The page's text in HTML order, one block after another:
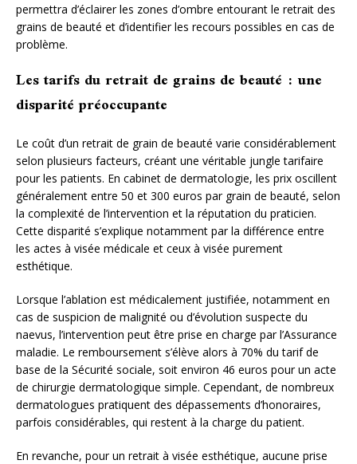
permettra d’éclairer les zones d’ombre entourant le retrait des
grains de beauté et d’identifier les recours possibles en cas de
problème.
Les tarifs du retrait de grains de beauté : une
disparité préoccupante
Le coût d’un retrait de grain de beauté varie considérablement
selon plusieurs facteurs, créant une véritable jungle tarifaire
pour les patients. En cabinet de dermatologie, les prix oscillent
généralement entre 50 et 300 euros par grain de beauté, selon
la complexité de l’intervention et la réputation du praticien.
Cette disparité s’explique notamment par la différence entre
les actes à visée médicale et ceux à visée purement
esthétique.
Lorsque l’ablation est médicalement justifiée, notamment en
cas de suspicion de malignité ou d’évolution suspecte du
naevus, l’intervention peut être prise en charge par l’Assurance
maladie. Le remboursement s’élève alors à 70% du tarif de
base de la Sécurité sociale, soit environ 46 euros pour un acte
de chirurgie dermatologique simple. Cependant, de nombreux
dermatologues pratiquent des dépassements d’honoraires,
parfois considérables, qui restent à la charge du patient.
En revanche, pour un retrait à visée esthétique, aucune prise